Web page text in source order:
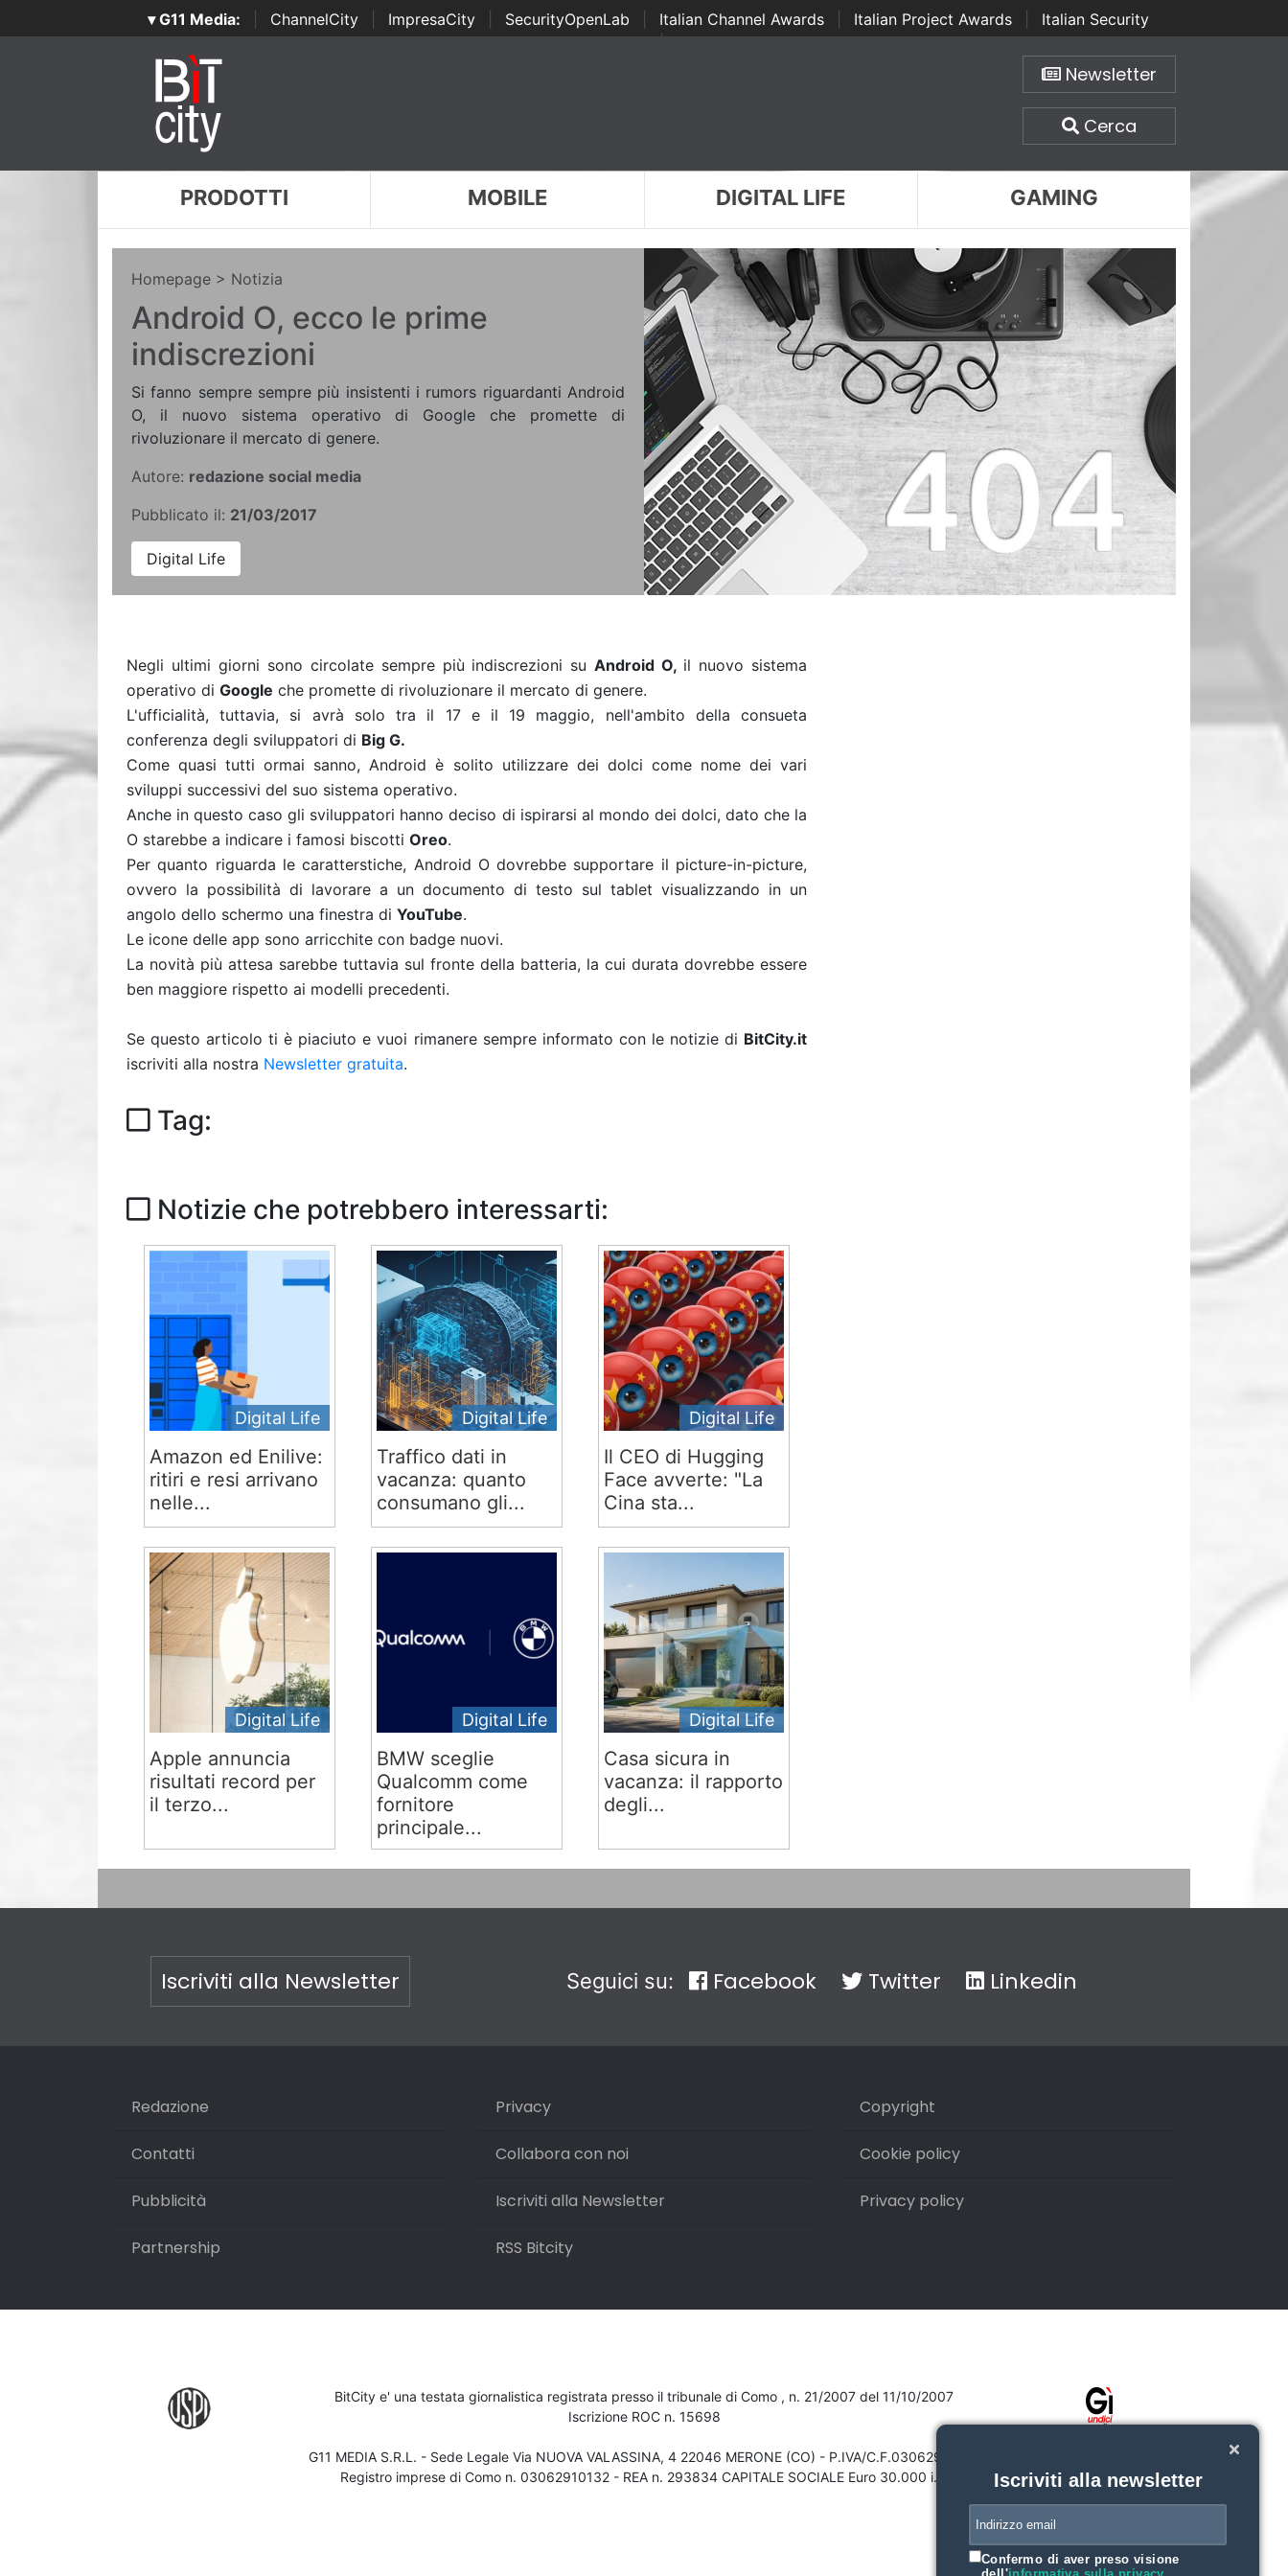
▾ G11 Media: ChannelCity ImpresaCity SecurityOpenLab Italian Channel Awards Italian Project Awards
Italian Security
Awards | ...
Newsletter
Cerca
PRODOTTI MOBILE DIGITAL LIFE GAMING
Homepage > Notizia
Android O, ecco le prime
indiscrezioni
Si fanno sempre sempre più insistenti i rumors riguardanti Android
O, il nuovo sistema operativo di Google che promette di
rivoluzionare il mercato di genere.
Autore: redazione social media
Pubblicato il: 21/03/2017
Digital Life
Negli ultimi giorni sono circolate sempre più indiscrezioni suAndroid O, il nuovo sistema
operativo di Google che promette di rivoluzionare il mercato di genere.
L'ufficialità, tuttavia, si avrà solo tra il 17 e il 19 maggio, nell'ambito della consueta
conferenza degli sviluppatori di Big G.
Come quasi tutti ormai sanno, Android è solito utilizzare dei dolci come nome dei vari
sviluppi successivi del suo sistema operativo.
Anche in questo caso gli sviluppatori hanno deciso di ispirarsi al mondo dei dolci, dato che la
O starebbe a indicare i famosi biscotti Oreo.
Per quanto riguarda le caratterstiche, Android O dovrebbe supportare il picture-in-picture,
ovvero la possibilità di lavorare a un documento di testo sul tablet visualizzando in un
angolo dello schermo una finestra di YouTube.
Le icone delle app sono arricchite con badge nuovi.
La novità più attesa sarebbe tuttavia sul fronte della batteria, la cui durata dovrebbe essere
ben maggiore rispetto ai modelli precedenti.
Se questo articolo ti è piaciuto e vuoi rimanere sempre informato con le notizie di BitCity.it
iscriviti alla nostra Newsletter gratuita.
Tag:
Notizie che potrebbero interessarti:
Digital Life
Amazon ed Enilive:
ritiri e resi arrivano
nelle...
Digital Life
Traffico dati in
vacanza: quanto
consumano gli...
Digital Life
Il CEO di Hugging
Face avverte: "La
Cina sta...
Digital Life
Apple annuncia
risultati record per
il terzo...
Digital Life
BMW sceglie
Qualcomm come
fornitore
principale...
Digital Life
Casa sicura in
vacanza: il rapporto
degli...
Iscriviti alla Newsletter Seguici su: Facebook Twitter Linkedin
Redazione
Contatti
Pubblicità
Partnership
Privacy
Collabora con noi
Iscriviti alla Newsletter
RSS Bitcity
Copyright
Cookie policy
Privacy policy
BitCity e' una testata giornalistica registrata presso il tribunale di Como , n. 21/2007 del 11/10/2007
Iscrizione ROC n. 15698
G11 MEDIA S.R.L. - Sede Legale Via NUOVA VALASSINA, 4 22046 MERONE (CO) - P.IVA/C.F.03062910132
Registro imprese di Como n. 03062910132 - REA n. 293834 CAPITALE SOCIALE Euro 30.000 i.v.
Iscriviti alla newsletter
Confermo di aver preso visione